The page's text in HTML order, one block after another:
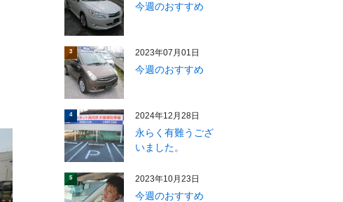
今週のおすすめ
3 2023年07月01日
今週のおすすめ
4 2024年12月28日
永らく有難うござ
いました。
5 2023年10月23日
今週のおすすめ